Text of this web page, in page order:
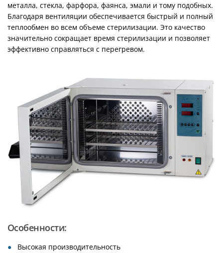
металла, стекла, фарфора, фаянса, эмали и тому подобных.
Благодаря вентиляции обеспечивается быстрый и полный
теплообмен во всем объеме стерилизации. Это качество
значительно сокращает время стерилизации и позволяет
эффективно справляться с перегревом.
Особенности:
Высокая производительность